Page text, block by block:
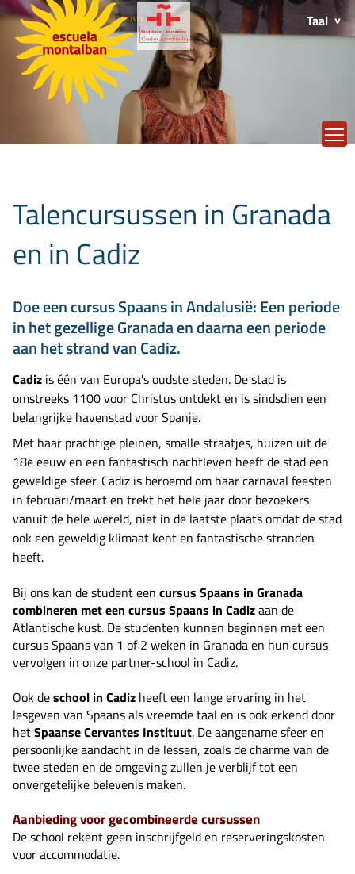
Taal
Talencursussen in Granada
en in Cadiz
Doe een cursus Spaans in Andalusië: Een periode
in het gezellige Granada en daarna een periode
aan het strand van Cadiz.
Cadiz is één van Europa's oudste steden. De stad is
omstreeks 1100 voor Christus ontdekt en is sindsdien een
belangrijke havenstad voor Spanje.
Met haar prachtige pleinen, smalle straatjes, huizen uit de
18e eeuw en een fantastisch nachtleven heeft de stad een
geweldige sfeer. Cadiz is beroemd om haar carnaval feesten
in februari/maart en trekt het hele jaar door bezoekers
vanuit de hele wereld, niet in de laatste plaats omdat de stad
ook een geweldig klimaat kent en fantastische stranden
heeft.
Bij ons kan de student een cursus Spaans in Granada
combineren met een cursus Spaans in Cadizaan de
Atlantische kust. De studenten kunnen beginnen met een
cursus Spaans van 1 of 2 weken in Granada en hun cursus
vervolgen in onze partner-school in Cadiz.
Ook deschool in Cadiz heeft een lange ervaring in het
lesgeven van Spaans als vreemde taal en is ook erkend door
hetSpaanse Cervantes Instituut. De aangename sfeer en
persoonlijke aandacht in de lessen, zoals de charme van de
twee steden en de omgeving zullen je verblijf tot een
onvergetelijke belevenis maken.
Aanbieding voor gecombineerde cursussen
De school rekent geen inschrijfgeld en reserveringskosten
voor accommodatie.